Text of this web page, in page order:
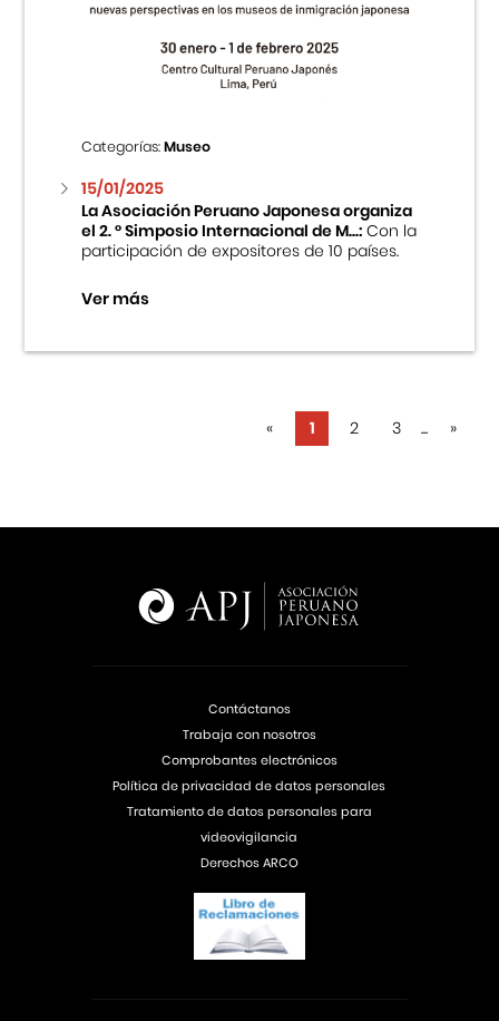
Categorías:Museo
15/01/2025
La Asociación Peruano Japonesa organiza
el 2. ° Simposio Internacional de M...:Con la
participación de expositores de 10 países.
Ver más
« 1 2 3 ... »
Contáctanos
Trabaja con nosotros
Comprobantes electrónicos
Política de privacidad de datos personales
Tratamiento de datos personales para
videovigilancia
Derechos ARCO